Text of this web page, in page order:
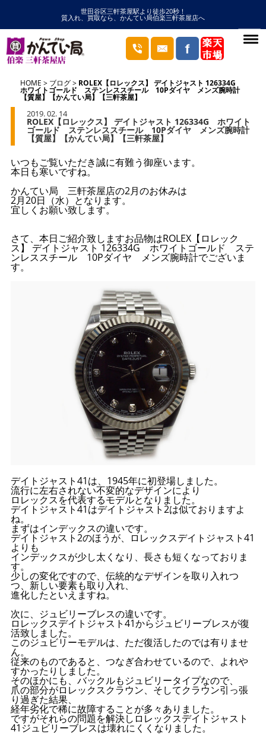
世田谷区三軒茶屋駅より徒歩20秒！
質入れ、買取なら、かんてい局伯楽三軒茶屋店へ
HOME ブログ ROLEX【ロレックス】 デイトジャスト 126334G
ホワイトゴールド ステンレススチール 10Pダイヤ メンズ腕時計
【質屋】【かんてい局】【三軒茶屋】
2019. 02. 14
ROLEX【ロレックス】 デイトジャスト 126334G ホワイト
ゴールド ステンレススチール 10Pダイヤ メンズ腕時計
【質屋】【かんてい局】【三軒茶屋】
いつもご覧いただき誠に有難う御座います。
本日も寒いですね。
かんてい局 三軒茶屋店の2月のお休みは
2月20日（水）となります。
宜しくお願い致します。
さて、本日ご紹介致しますお品物はROLEX【ロレック
ス】 デイトジャスト 126334G ホワイトゴールド ステ
ンレススチール 10Pダイヤ メンズ腕時計でございま
す。
デイトジャスト41は、1945年に初登場しました。
流行に左右されない不変的なデザインにより
ロレックスを代表するモデルとなりました。
デイトジャスト41はデイトジャスト2は似ておりますよ
ね。
まずはインデックスの違いです。
デイトジャスト2のほうが、ロレックスデイトジャスト41
よりも
インデックスが少し太くなり、長さも短くなっておりま
す。
少しの変化ですので、伝統的なデザインを取り入れつ
つ、新しい要素も取り入れ、
進化したといえますね。
次に、ジュビリーブレスの違いです。
ロレックスデイトジャスト41からジュビリーブレスが復
活致しました。
このジュビリーモデルは、ただ復活したのでは有りませ
ん。
従来のものであると、つなぎ合わせているので、よれや
すかったりしました。
そのほかにも、バックルもジュビリータイプなので、
爪の部分がロレックスクラウン、そしてクラウン引っ張
り過ぎた結果、
経年劣化で稀に故障することが多々ありました。
ですがそれらの問題を解決しロレックスデイトジャスト
41ジュビリーブレスは壊れにくくなりました。